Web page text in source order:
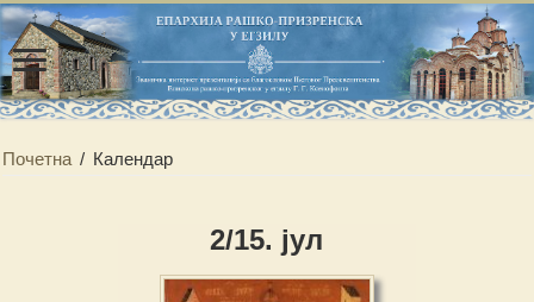
Почетна / Календар
2/15. јул